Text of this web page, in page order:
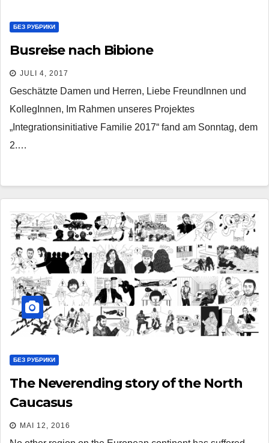
БЕЗ РУБРИКИ
Busreise nach Bibione
JULI 4, 2017
Geschätzte Damen und Herren, Liebe FreundInnen und
KollegInnen, Im Rahmen unseres Projektes
„Integrationsinitiative Familie 2017“ fand am Sonntag, dem
2.…
БЕЗ РУБРИКИ
The Neverending story of the North
Caucasus
MAI 12, 2016